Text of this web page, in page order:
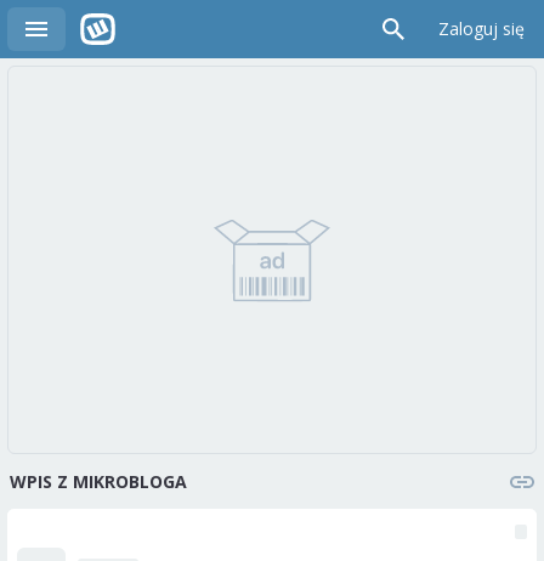
Zaloguj się
WPIS Z MIKROBLOGA